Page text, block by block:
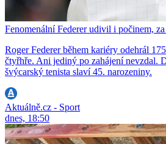
Fenomenální Federer udivil i počinem,
Roger Federer během kariéry odehrál
čtyřhře. Ani jediný po zahájení nevzdal.
švýcarský tenista slaví 45. narozeniny.
Aktuálně.cz - Sport
dnes, 18:50